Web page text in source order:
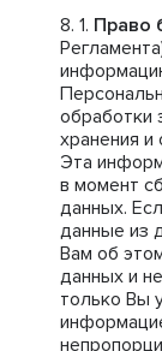
Право
обработки
хранения
Эта
в момент
данных.
данные из
Вам об
данных и
только Вы